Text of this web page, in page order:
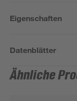
Eigenschaften
Datenblätter
Ähnliche